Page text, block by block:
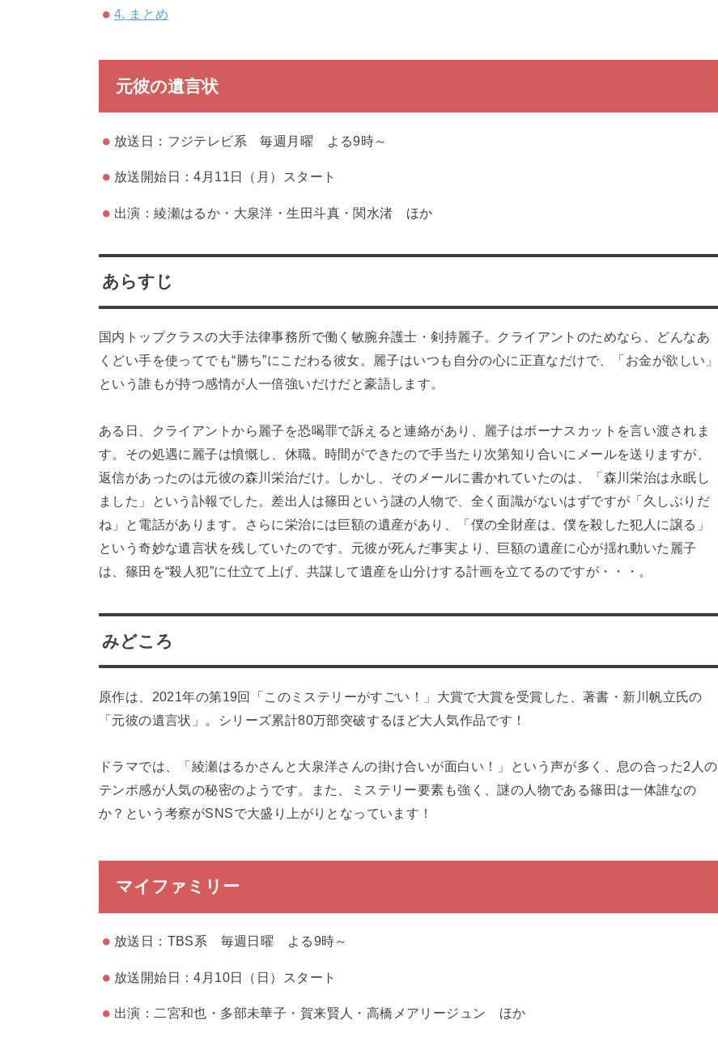
4. まとめ
元彼の遺言状
放送日：フジテレビ系 毎週月曜 よる9時～
放送開始日：4月11日（月）スタート
出演：綾瀬はるか・大泉洋・生田斗真・関水渚 ほか
あらすじ
国内トップクラスの大手法律事務所で働く敏腕弁護士・剣持麗子。クライアントのためなら、どんなあ
くどい手を使ってでも“勝ち”にこだわる彼女。麗子はいつも自分の心に正直なだけで、「お金が欲しい」
という誰もが持つ感情が人一倍強いだけだと豪語します。
ある日、クライアントから麗子を恐喝罪で訴えると連絡があり、麗子はボーナスカットを言い渡されま
す。その処遇に麗子は憤慨し、休職。時間ができたので手当たり次第知り合いにメールを送りますが、
返信があったのは元彼の森川栄治だけ。しかし、そのメールに書かれていたのは、「森川栄治は永眠し
ました」という訃報でした。差出人は篠田という謎の人物で、全く面識がないはずですが「久しぶりだ
ね」と電話があります。さらに栄治には巨額の遺産があり、「僕の全財産は、僕を殺した犯人に譲る」
という奇妙な遺言状を残していたのです。元彼が死んだ事実より、巨額の遺産に心が揺れ動いた麗子
は、篠田を“殺人犯”に仕立て上げ、共謀して遺産を山分けする計画を立てるのですが・・・。
みどころ
原作は、2021年の第19回「このミステリーがすごい！」大賞で大賞を受賞した、著書・新川帆立氏の
「元彼の遺言状」。シリーズ累計80万部突破するほど大人気作品です！
ドラマでは、「綾瀬はるかさんと大泉洋さんの掛け合いが面白い！」という声が多く、息の合った2人の
テンポ感が人気の秘密のようです。また、ミステリー要素も強く、謎の人物である篠田は一体誰なの
か？という考察がSNSで大盛り上がりとなっています！
マイファミリー
放送日：TBS系 毎週日曜 よる9時～
放送開始日：4月10日（日）スタート
出演：二宮和也・多部未華子・賀来賢人・高橋メアリージュン ほか